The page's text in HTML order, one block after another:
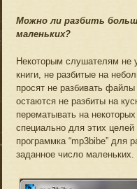
Можно ли разбить
маленьких?
Некоторым слушателям не
книги, не разбитые на
просят не разбивать
остаются не разбиты на
перематывать на
специально для этих
программка “mp3bibe” для
заданное число маленьких.